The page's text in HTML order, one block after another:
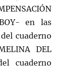
en las
cuaderno
DEL
cuaderno